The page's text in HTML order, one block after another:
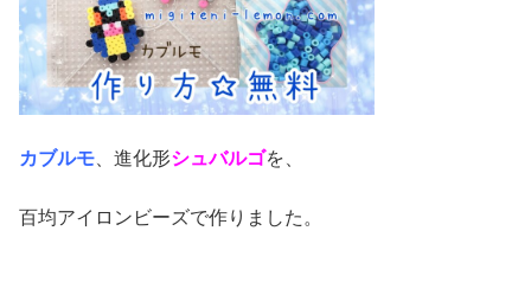
カブルモ 、進化形シュバルゴを、
百均アイロンビーズで作りました。